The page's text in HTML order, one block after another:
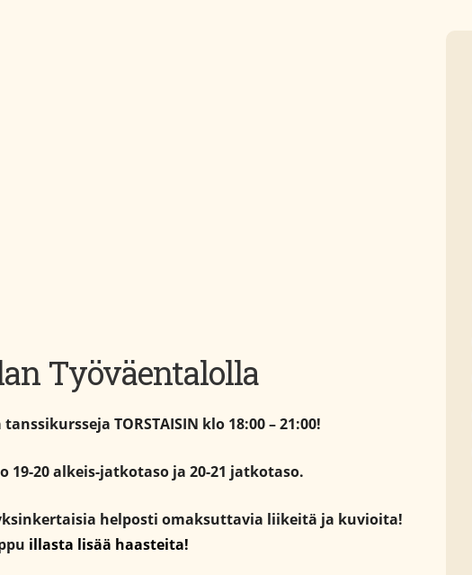
Työväentalolla
tanssikurssejaTORSTAISIN klo 18:00 – 21:00!
19-20 alkeis-jatkotaso ja 20-21 jatkotaso.
helposti omaksuttavia liikeitä ja kuvioita!
illasta lisää haasteita!